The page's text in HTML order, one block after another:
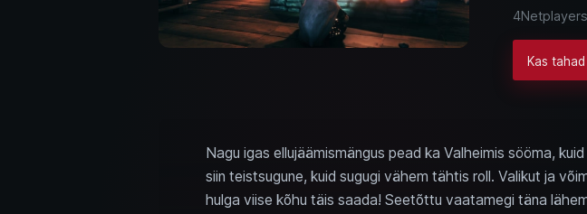
Kas
Nagu igas ellujäämismängus pead ka Valheimis sööma,
siin teistsugune, kuid sugugi vähem tähtis roll. Valikut ja
hulga viise kõhu täis saada! Seetõttu vaatamegi täna